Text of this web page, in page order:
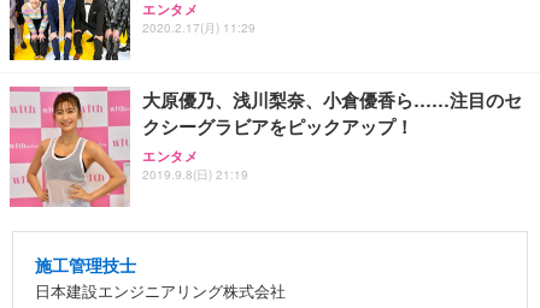
エンタメ
2020.2.17(月) 11:29
大原優乃、浅川梨奈、小倉優香ら……注目のセ
クシーグラビアをピックアップ！
エンタメ
2019.9.8(日) 21:19
施工管理技士
日本建設エンジニアリング株式会社